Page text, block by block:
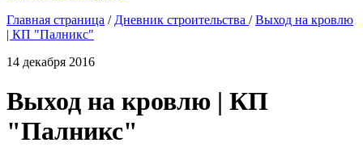
Главная страница / Дневник строительства / Выход на кровлю
| КП "Палникс"
14 декабря 2016
Выход на кровлю | КП
"Палникс"